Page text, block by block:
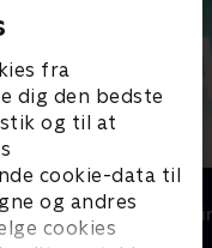
fra
dig den bedste
og til at
cookie-data til
og andres
cookies
The Au Pair
Krimi &